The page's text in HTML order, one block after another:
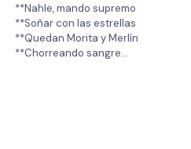
**Nahle, mando supremo
**Soñar con las estrellas
**Quedan Morita y Merlín